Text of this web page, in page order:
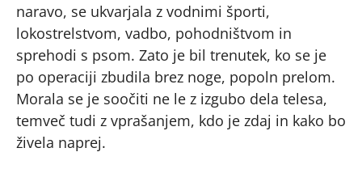
naravo, se ukvarjala z vodnimi športi,
lokostrelstvom, vadbo, pohodništvom in
sprehodi s psom. Zato je bil trenutek, ko se je
po operaciji zbudila brez noge, popoln prelom.
Morala se je soočiti ne le z izgubo dela telesa,
temveč tudi z vprašanjem, kdo je zdaj in kako bo
živela naprej.